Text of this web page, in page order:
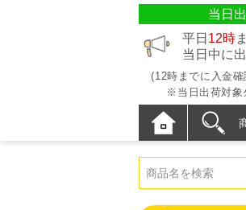
当日
平日 12時
当日中に
(12時までに入金
※当日出荷対象